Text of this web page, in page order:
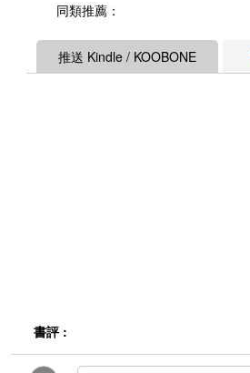
同類推薦：
推送 Kindle / KOOBONE
書評 :